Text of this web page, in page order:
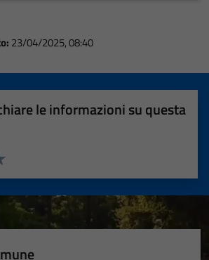
23/04/2025, 08:40
le informazioni su questa
5 stelle su 5
4 stelle su 5
su 5
su 5